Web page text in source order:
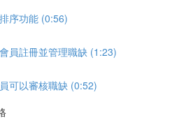
序功能 (0:56)
員註冊並管理職缺 (1:23)
可以審核職缺 (0:52)